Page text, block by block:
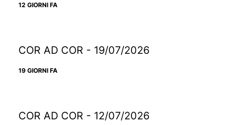
12 GIORNI FA
COR AD COR - 19/07/2026
19 GIORNI FA
COR AD COR - 12/07/2026